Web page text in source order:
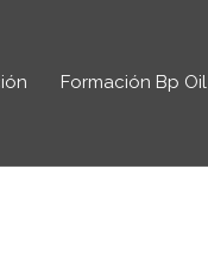
Formación Bp Oil